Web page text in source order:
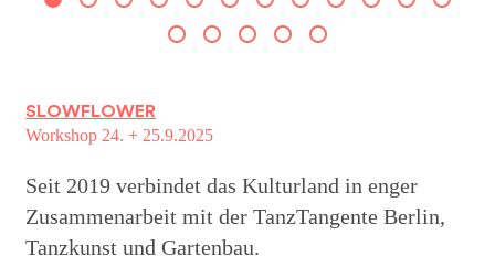
SLOWFLOWER
Workshop 24. + 25.9.2025
Seit 2019 verbindet das Kulturland in enger
Zusammenarbeit mit der TanzTangente Berlin,
Tanzkunst und Gartenbau.